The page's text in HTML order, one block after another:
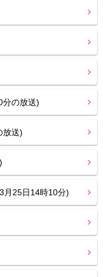
分の放送)
放送)
月25日14時10分)